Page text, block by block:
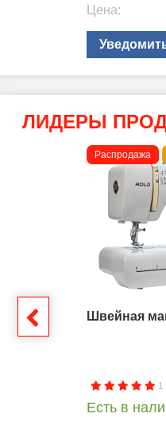
Цена:
ЛИДЕРЫ
Распродажа
Швейная
1
Есть в